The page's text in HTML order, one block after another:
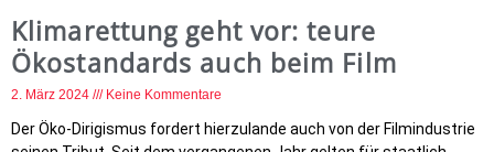
Klimarettung geht vor: teure
Ökostandards auch beim Film
2. März 2024 Keine Kommentare
Der Öko-Dirigismus fordert hierzulande auch von der Filmindustrie